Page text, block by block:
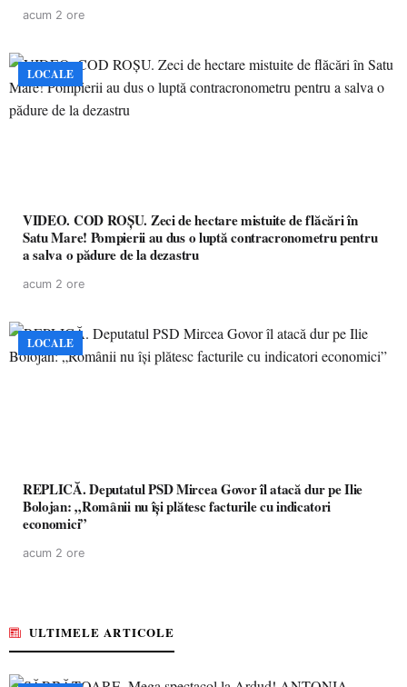
acum 2 ore
LOCALE
VIDEO. COD ROȘU. Zeci de hectare mistuite de flăcări în
Satu Mare! Pompierii au dus o luptă contracronometru pentru
a salva o pădure de la dezastru
acum 2 ore
LOCALE
REPLICĂ. Deputatul PSD Mircea Govor îl atacă dur pe Ilie
Bolojan: „Românii nu își plătesc facturile cu indicatori
economici”
acum 2 ore
ULTIMELE ARTICOLE